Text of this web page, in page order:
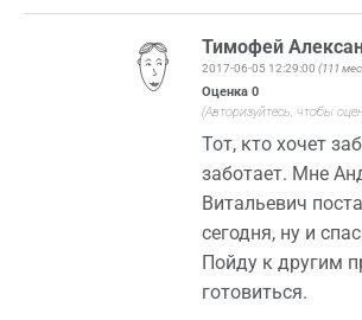
Тимофей
2017-06-05 12:29:00(111
Оценка0
(Авторизуйтесь, чтобы
Тот, кто хочет
заботает. Мне
Витальевич
сегодня, ну и
Пойду к другим
готовиться.